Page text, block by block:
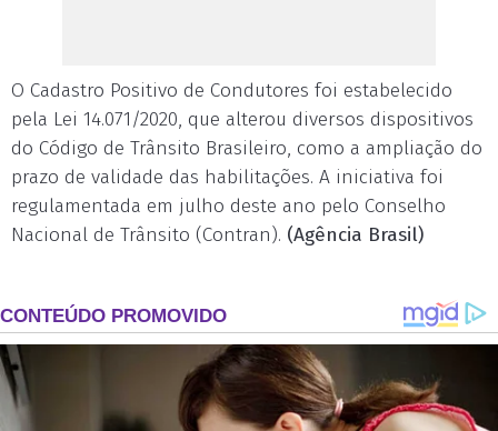
O Cadastro Positivo de Condutores foi estabelecido
pela Lei 14.071/2020, que alterou diversos dispositivos
do Código de Trânsito Brasileiro, como a ampliação do
prazo de validade das habilitações. A iniciativa foi
regulamentada em julho deste ano pelo Conselho
Nacional de Trânsito (Contran). (Agência Brasil)